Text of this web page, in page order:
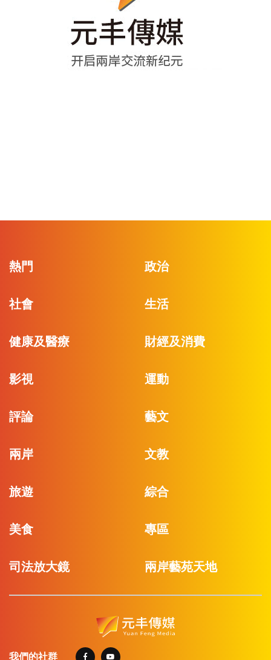
熱門 政治
社會 生活
健康及醫療 財經及消費
影視 運動
評論 藝文
兩岸 文教
旅遊 綜合
美食 專區
司法放大鏡 兩岸藝苑天地
我們的社群